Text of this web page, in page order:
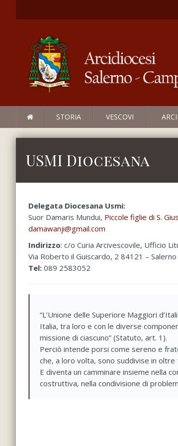
STORIA VESCOVI
USMI Diocesana
Delegata Diocesana Usmi:
Suor Damaris Mundui, Piccole figlie di S.
damawanji@gmail.com
Indirizzo: c/o Curia Arcivescovile, Ufficio
Via Roberto il Guiscardo, 2 84121 – Salerno
Tel: 089 2583052
“L’Unione delle Superiore Maggiori
Italia, tra loro e con le diverse
missione di ciascuno” (Statuto, art. 1).
Perciò intende porsi come sereno e
che, a loro volta, sono suddivise in oltre
E diventa un camminare insieme nella
costruttiva, nella condivisione di